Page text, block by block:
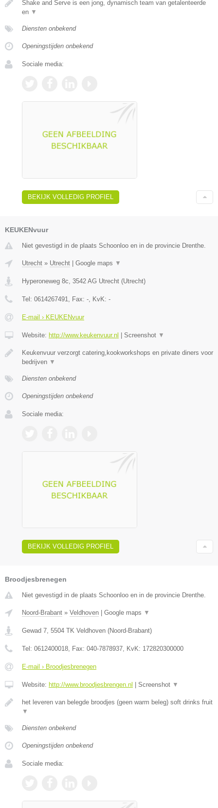
Shake and Serve is een jong, dynamisch team van getalenteerde
en ▼
Diensten onbekend
Openingstijden onbekend
Sociale media:
BEKIJK VOLLEDIG PROFIEL
KEUKENvuur
Niet gevestigd in de plaats Schoonloo en in de provincie Drenthe.
Utrecht » Utrecht | Google maps ▼
Hyperoneweg 8c 3542 AG Utrecht (Utrecht)
Tel: 0614267491 , Fax: - , KvK: -
E-mail › KEUKENvuur
Website: http://www.keukenvuur.nl | Screenshot ▼
Keukenvuur verzorgt catering,kookworkshops en private diners voor
bedrijven ▼
Diensten onbekend
Openingstijden onbekend
Sociale media:
BEKIJK VOLLEDIG PROFIEL
Broodjesbrenegen
Niet gevestigd in de plaats Schoonloo en in de provincie Drenthe.
Noord-Brabant » Veldhoven Google maps ▼
Gewad 7, 5504 TK Veldhoven (Noord-Brabant)
Tel: 0612400018, Fax: 040-7878937, KvK: 172820300000
E-mail › Broodjesbrenegen
Website: http://www.broodjesbrengen.nl Screenshot ▼
het leveren van belegde broodjes (geen warm beleg) soft drinks fruit
▼
Diensten onbekend
Openingstijden onbekend
Sociale media: